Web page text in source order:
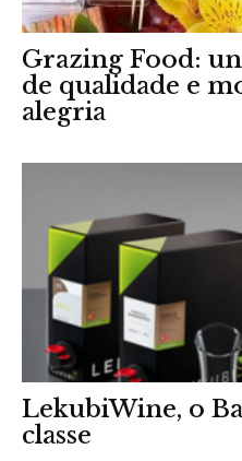
Grazing Food:
de qualidade e
alegria
LekubiWine, o
classe